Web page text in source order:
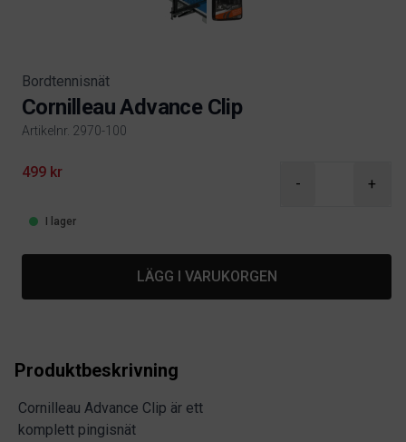
Bordtennisnät
Cornilleau Advance Clip
Artikelnr. 2970-100
Product information
499 kr
- +
I lager
LÄGG I VARUKORGEN
Produktbeskrivning
Cornilleau Advance Clip är ett
komplett pingisnät